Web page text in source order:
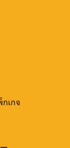
เกจ